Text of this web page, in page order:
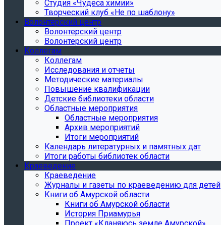
Студия «Чудеса химии»
Творческий клуб «Не по шаблону»
Волонтерский центр
Волонтерский центр
Волонтерский центр
Коллегам
Коллегам
Исследования и отчеты
Методические материалы
Повышение квалификации
Детские библиотеки области
Областные мероприятия
Областные мероприятия
Архив мероприятий
Итоги мероприятий
Календарь литературных и памятных дат
Итоги работы библиотек области
Краеведение
Краеведение
Журналы и газеты по краеведению для детей
Книги об Амурской области
Книги об Амурской области
История Приамурья